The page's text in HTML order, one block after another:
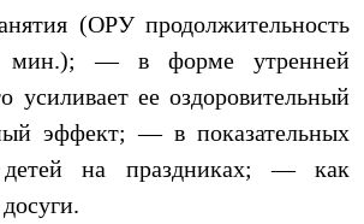
(ОРУ продолжительность
— в форме утренней
усиливает ее оздоровительный
эффект; — в показательных
детей на праздниках; — как